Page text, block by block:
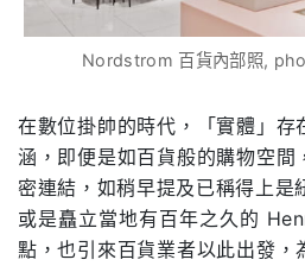
Nordstrom 百貨內部照,
在數位掛帥的時代，「實體」存
涵，即便是如百貨般的購物空間
密連結，如稍早提及已稱得上是
或是矗立當地有百年之久的
點，也引來百貨業者以此出發，